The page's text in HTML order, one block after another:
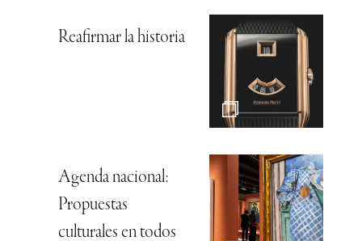
Reafirmar la historia
Agenda nacional:
Propuestas
culturales en todos